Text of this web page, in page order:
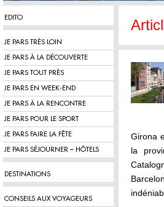
EDITO
JE PARS TRÈS LOIN
JE PARS À LA DÉCOUVERTE
JE PARS TOUT PRÈS
JE PARS EN WEEK-END
JE PARS À LA RENCONTRE
JE PARS POUR LE SPORT
JE PARS FAIRE LA FÊTE
JE PARS SÉJOURNER – HÔTELS
DESTINATIONS
CONSEILS AUX VOYAGEURS
Girona
la